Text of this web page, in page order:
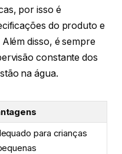
por isso é
do produto e
disso, é sempre
constante dos
na água.
para crianças